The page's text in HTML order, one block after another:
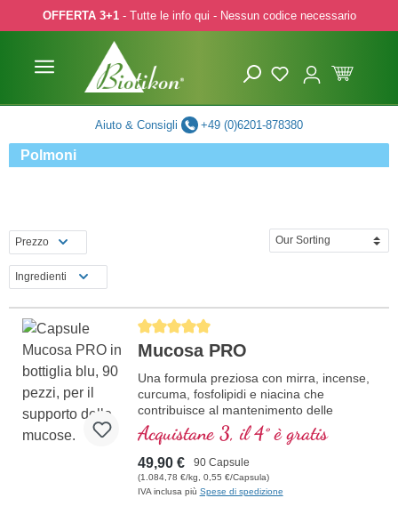
to main content
Skip to search
Skip to main navigation
OFFERTA 3+1- Tutte le info qui - Nessun codice necessario
Aiuto & Consigli +49 (0)6201-878380
Polmoni
Prezzo
Ingredienti
Average rating of 5 out of 5 stars
Mucosa PRO
Una formula preziosa con mirra, incense,
curcuma, fosfolipidi e niacina che
contribuisce al mantenimento delle
normali membrane mucose.
Acquistane 3, il 4° è gratis
49,90 € 90 Capsule
(1.084,78 €/kg, 0,55 €/Capsula)
IVA inclusa più Spese di spedizione